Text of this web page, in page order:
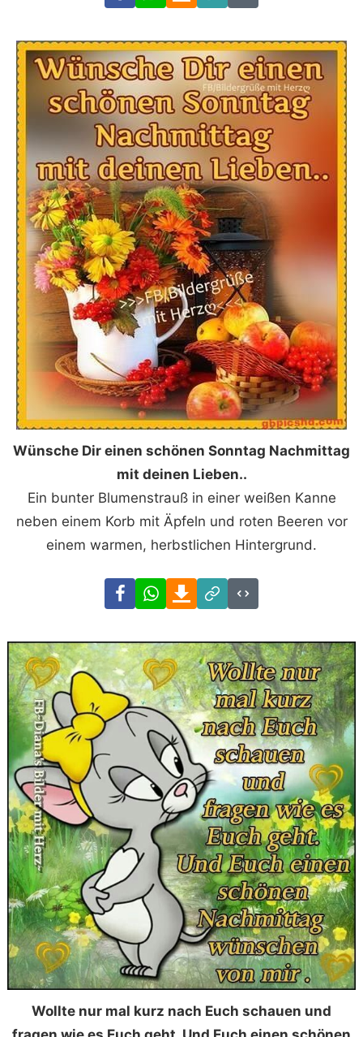
Wünsche Dir einen schönen Sonntag Nachmittag
mit deinen Lieben..
Ein bunter Blumenstrauß in einer weißen Kanne
neben einem Korb mit Äpfeln und roten Beeren vor
einem warmen, herbstlichen Hintergrund.
FacebookWhatsAppDownload
Link
Code
Wollte nur mal kurz nach Euch schauen und